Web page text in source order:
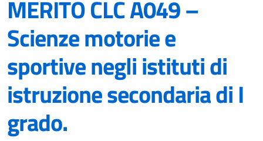
MERITO CLC A049 –
Scienze motorie e
sportive negli istituti di
istruzione secondaria di I
grado.